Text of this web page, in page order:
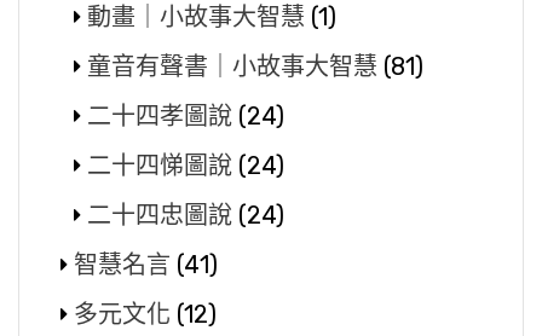
動畫｜小故事大智慧 (1)
童音有聲書｜小故事大智慧 (81)
二十四孝圖說 (24)
二十四悌圖說 (24)
二十四忠圖說 (24)
智慧名言 (41)
多元文化 (12)